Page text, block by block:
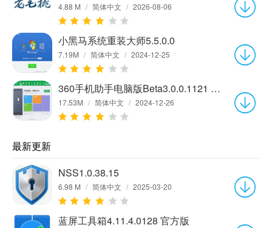
4.88 M / 简体中文 / 2026-08-06
小黑马系统重装大师5.5.0.0
7.19M / 简体中文 / 2024-12-25
360手机助手电脑版Beta3.0.0.1121 官方版
17.53M / 简体中文 / 2024-12-26
最新更新
NSS1.0.38.15
6.98 M / 简体中文 / 2025-03-20
蓝屏工具箱4.11.4.0128 官方版